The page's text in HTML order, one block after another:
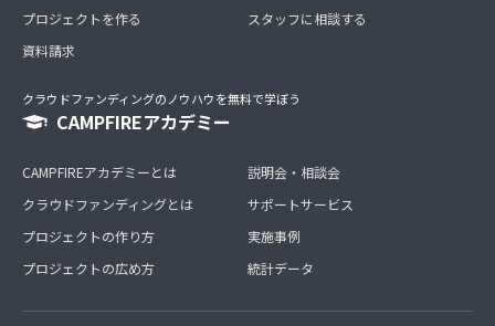
プロジェクトを作る
資料請求
スタッフに相談する
クラウドファンディングのノウハウを無料で学ぼう
CAMPFIREアカデミー
CAMPFIREアカデミーとは
クラウドファンディングとは
プロジェクトの作り方
プロジェクトの広め方
説明会・相談会
サポートサービス
実施事例
統計データ